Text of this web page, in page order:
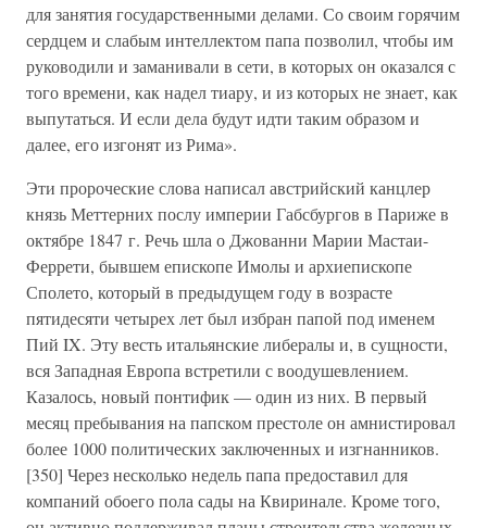
для занятия государственными делами. Со своим горячим
сердцем и слабым интеллектом папа позволил, чтобы им
руководили и заманивали в сети, в которых он оказался с
того времени, как надел тиару, и из которых не знает, как
выпутаться. И если дела будут идти таким образом и
далее, его изгонят из Рима».
Эти пророческие слова написал австрийский канцлер
князь Меттерних послу империи Габсбургов в Париже в
октябре 1847 г. Речь шла о Джованни Марии Мастаи-
Феррети, бывшем епископе Имолы и архиепископе
Сполето, который в предыдущем году в возрасте
пятидесяти четырех лет был избран папой под именем
Пий IX. Эту весть итальянские либералы и, в сущности,
вся Западная Европа встретили с воодушевлением.
Казалось, новый понтифик — один из них. В первый
месяц пребывания на папском престоле он амнистировал
более 1000 политических заключенных и изгнанников.
[350] Через несколько недель папа предоставил для
компаний обоего пола сады на Квиринале. Кроме того,